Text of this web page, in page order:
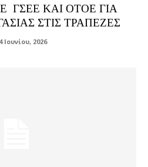
ΓΣΕΕ ΚΑΙ ΟΤΟΕ ΓΙΑ
ΣΤΙΣ ΤΡΑΠΕΖΕΣ
Ιουνίου, 2026